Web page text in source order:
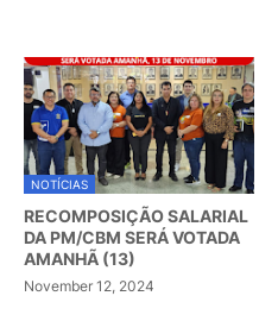
NOTÍCIAS
RECOMPOSIÇÃO SALARIAL
DA PM/CBM SERÁ VOTADA
AMANHÃ (13)
November 12, 2024